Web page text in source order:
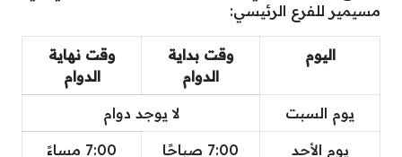
مسيمير للفرع الرئيسي:
اليوم
وقت بداية
الدوام
وقت نهاية
الدوام
يوم السبت لا يوجد دوام
يوم الأحد 7:00 صباحًا 7:00 مساءً